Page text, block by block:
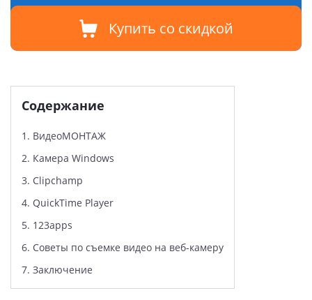
Купить со скидкой
Содержание
1. ВидеоМОНТАЖ
2. Камера Windows
3. Clipchamp
4. QuickTime Player
5. 123apps
6. Советы по съемке видео на веб-камеру
7. Заключение